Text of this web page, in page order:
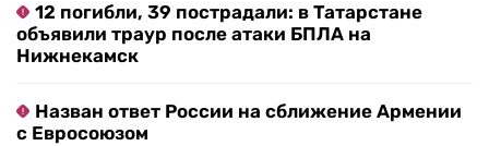
12 погибли, 39 пострадали: в Татарстане
объявили траур после атаки БПЛА на
Нижнекамск
Назван ответ России на сближение Армении
с Евросоюзом